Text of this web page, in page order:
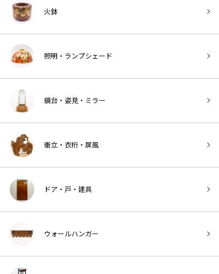
火鉢
照明・ランプシェード
鏡台・姿見・ミラー
衝立・衣桁・屏風
ドア・戸・建具
ウォールハンガー